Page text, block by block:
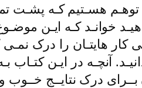
توهـم هسـتیم کـه
خوانـد کـه ایـن
هایتـان را درک نمـی
آنچـه در ایـن
درک نتایــج